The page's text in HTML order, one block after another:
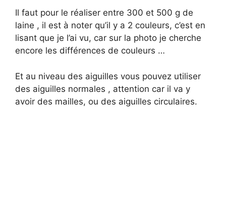
Il faut pour le réaliser entre 300 et 500 g de
laine , il est à noter qu’il y a 2 couleurs, c’est en
lisant que je l’ai vu, car sur la photo je cherche
encore les différences de couleurs …
Et au niveau des aiguilles vous pouvez utiliser
des aiguilles normales , attention car il va y
avoir des mailles, ou des aiguilles circulaires.